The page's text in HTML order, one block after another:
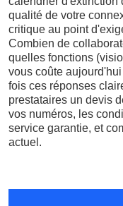
qualité de votre
critique au point
Combien de
quelles fonctions
vous coûte
fois ces réponses
prestataires un devis
vos numéros, les
service garantie, et
actuel.